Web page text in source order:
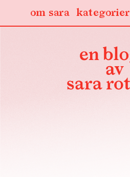
kategorier
om sara